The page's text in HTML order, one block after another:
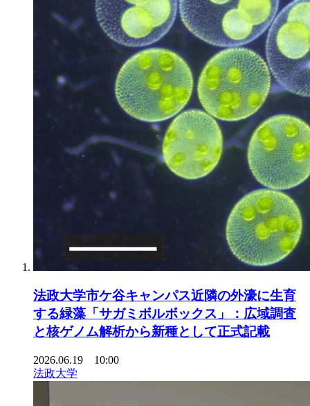
法政大学市ケ谷キャンパス近隣の外濠に生育
する緑藻「サガミボルボックス」：広域調査
と核ゲノム解析から新種として正式記載
2026.06.19 10:00
法政大学